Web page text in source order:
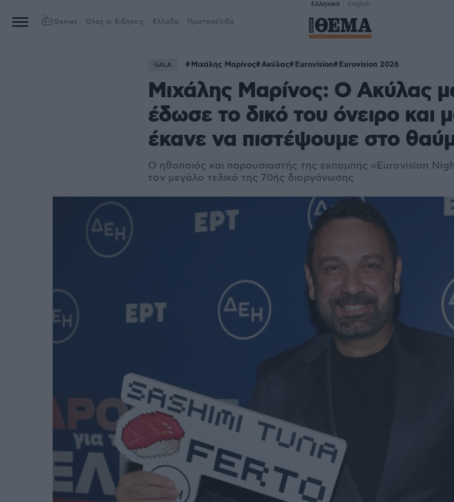
Ελληνικά English
Games Όλες οι Ειδήσεις Ελλάδα Πρωτοσέλιδα
GALA Μιχάλης Μαρίνος Ακύλας Eurovision Eurovision 2026
Μιχάλης Μαρίνος: Ο Ακύλας
έδωσε το δικό του όνειρο και
έκανε να πιστέψουμε στο
Ο ηθοποιός και παρουσιαστής της εκπομπής «Eurovision
τον μεγάλο τελικό της 70ής διοργάνωσης